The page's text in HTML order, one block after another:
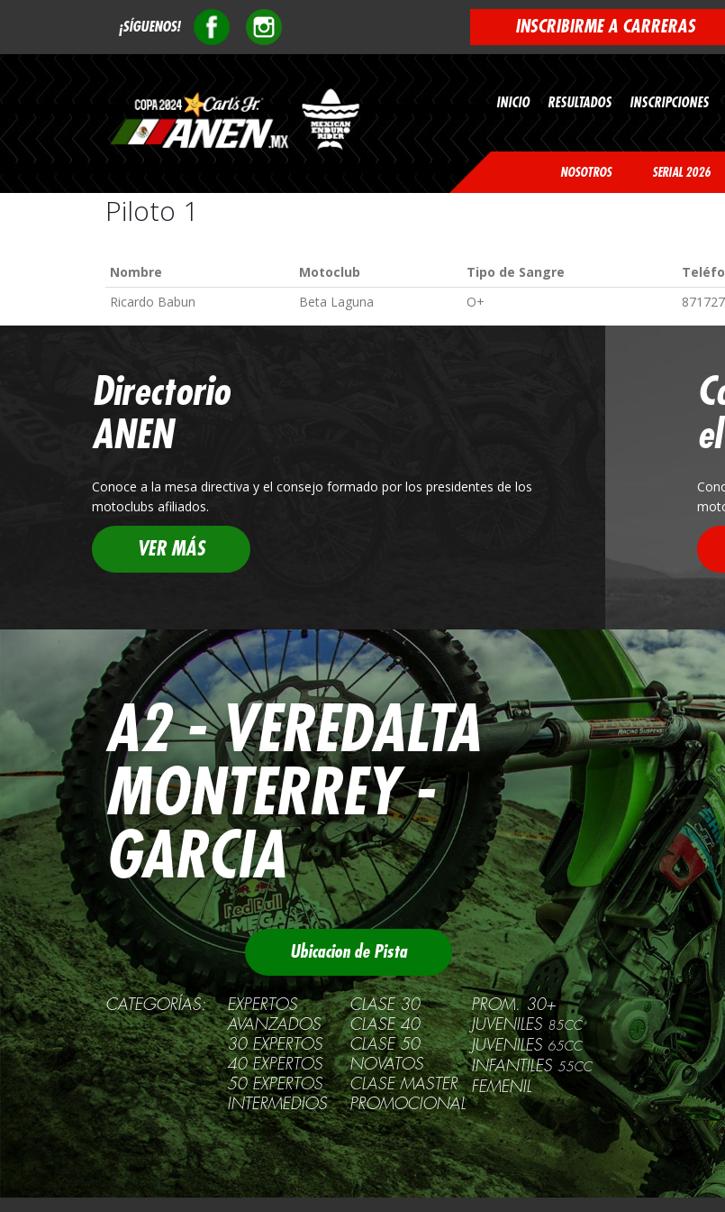
¡SÍGUENOS! INSCRIBIRME A CARRERAS
INICIO RESULTADOS INSCRIPCIONES
NOSOTROS SERIAL 2026
Piloto 1
Nombre Motoclub Tipo de Sangre
Ricardo Babun
Beta Laguna O+
Directorio
ANEN
Conoce a la mesa directiva y el consejo formado por los presidentes de los
motoclubs afiliados.
VER MÁS
A2 - VEREDALTA
MONTERREY -
GARCIA
Ubicacion de Pista
CATEGORÍAS:
EXPERTOS
AVANZADOS
30 EXPERTOS
40 EXPERTOS
50 EXPERTOS
INTERMEDIOS
CLASE 30
CLASE 40
CLASE 50
NOVATOS
CLASE MASTER
PROMOCIONAL
PROM. 30+
JUVENILES 85CC
JUVENILES 65CC
INFANTILES 55CC
FEMENIL